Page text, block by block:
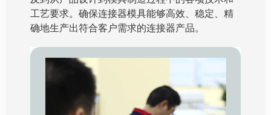
工艺要求。确保连接器模具能够高效、稳定、精
确地生产出符合客户需求的连接器产品。